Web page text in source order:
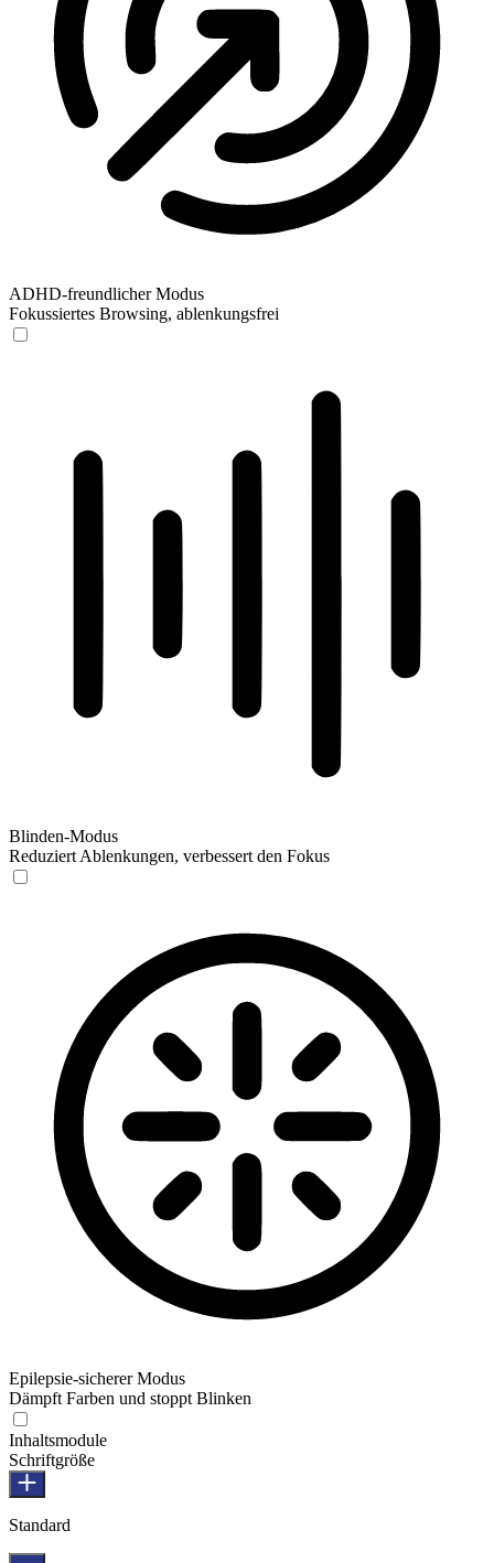
ADHD-freundlicher Modus
Fokussiertes Browsing, ablenkungsfrei
Blinden-Modus
Reduziert Ablenkungen, verbessert den Fokus
Epilepsie-sicherer Modus
Dämpft Farben und stoppt Blinken
Inhaltsmodule
Schriftgröße
Standard